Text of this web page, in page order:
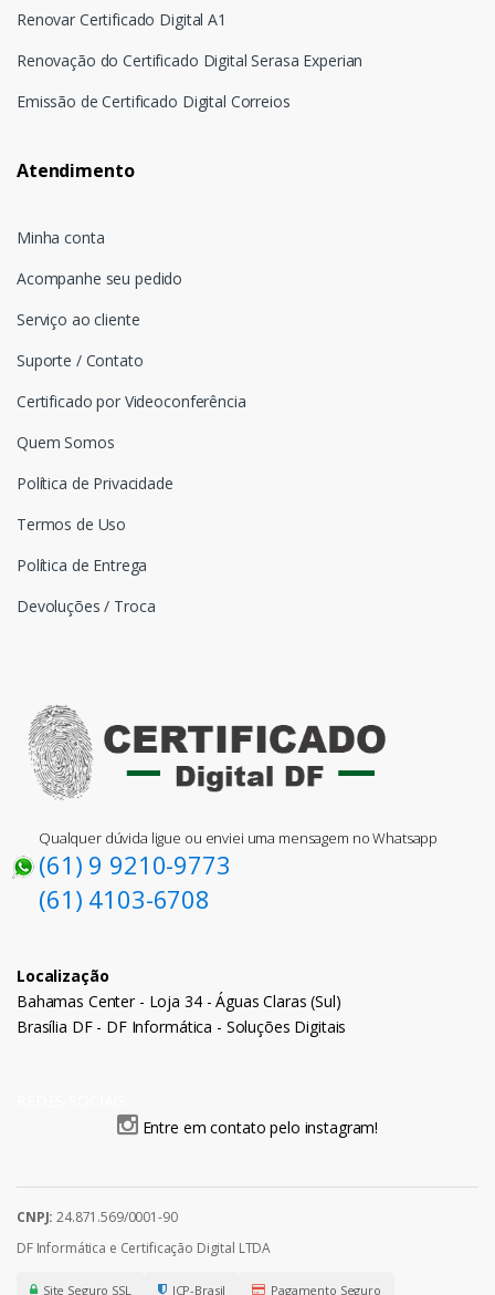
Renovar Certificado Digital A1
Renovação do Certificado Digital Serasa Experian
Emissão de Certificado Digital Correios
Atendimento
Minha conta
Acompanhe seu pedido
Serviço ao cliente
Suporte / Contato
Certificado por Videoconferência
Quem Somos
Política de Privacidade
Termos de Uso
Política de Entrega
Devoluções / Troca
Qualquer dúvida ligue ou enviei uma mensagem no Whatsapp
(61) 9 9210-9773
(61) 4103-6708
Localização
Bahamas Center - Loja 34 - Águas Claras (Sul)
Brasília DF - DF Informática - Soluções Digitais
Entre em contato pelo instagram!
CNPJ: 24.871.569/0001-90
DF Informática e Certificação Digital LTDA
Site Seguro SSL ICP-Brasil Pagamento Seguro